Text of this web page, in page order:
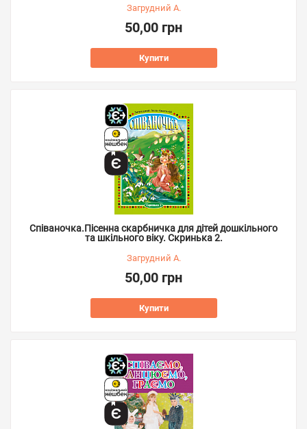
Загрудний А.
50,00 грн
Купити
Співаночка.Пісенна скарбничка для дітей дошкільного
та шкільного віку. Скринька 2.
Загрудний А.
50,00 грн
Купити